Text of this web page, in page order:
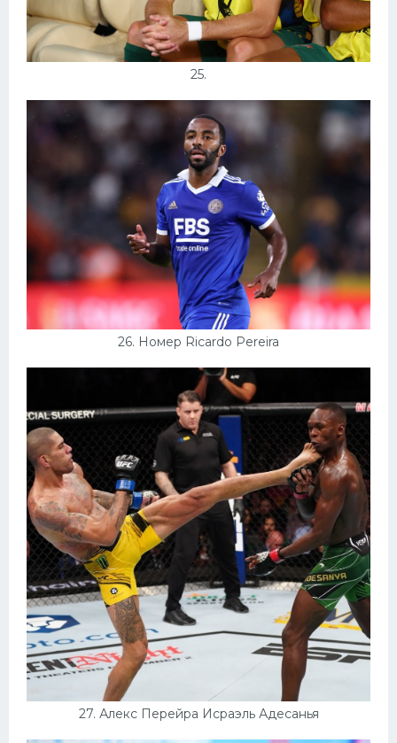
25.
26. Номер Ricardo Pereira
27. Алекс Перейра Исраэль Адесанья